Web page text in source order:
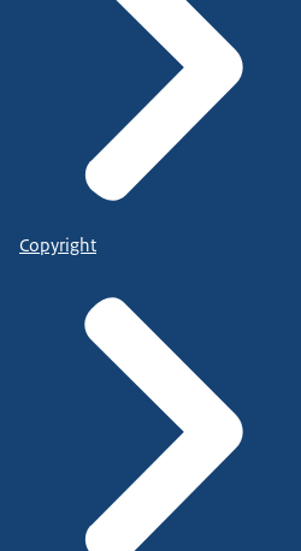
Copyright